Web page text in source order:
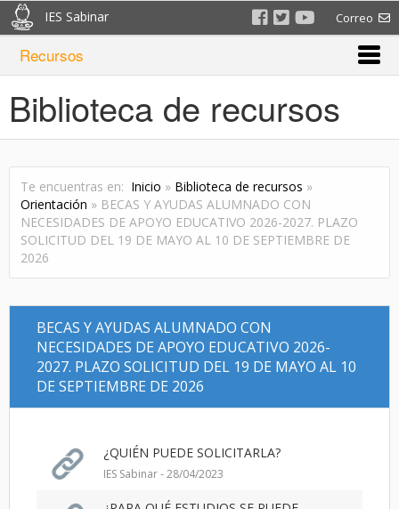
IES Sabinar Correo
Recursos
Biblioteca de recursos
Te encuentras en: Inicio » Biblioteca de recursos »
Orientación » BECAS Y AYUDAS ALUMNADO CON
NECESIDADES DE APOYO EDUCATIVO 2026-2027. PLAZO
SOLICITUD DEL 19 DE MAYO AL 10 DE SEPTIEMBRE DE
2026
BECAS Y AYUDAS ALUMNADO CON
NECESIDADES DE APOYO EDUCATIVO 2026-
2027. PLAZO SOLICITUD DEL 19 DE MAYO AL 10
DE SEPTIEMBRE DE 2026
¿QUIÉN PUEDE SOLICITARLA?
IES Sabinar - 28/04/2023